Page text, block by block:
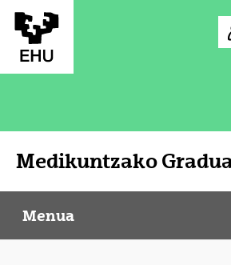
Eduki nagusira joan
Medikuntzako
Medikuntzako Gradua
Menua